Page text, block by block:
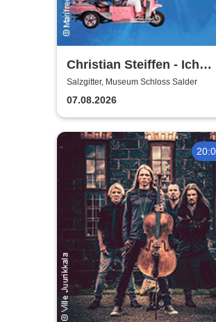
Christian Steiffen - Ich
komme! 2026
Salzgitter, Museum Schloss Salder
07.08.2026